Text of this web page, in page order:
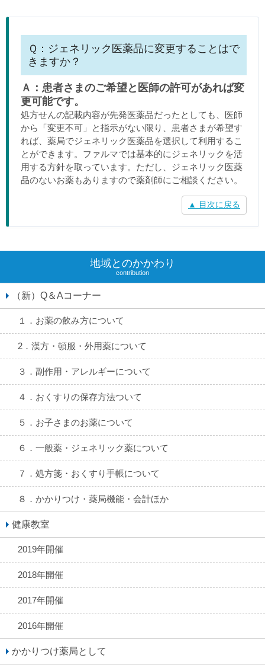
Ｑ：ジェネリック医薬品に変更することはで
きますか？
Ａ：患者さまのご希望と医師の許可があれば変
更可能です。
処方せんの記載内容が先発医薬品だったとしても、医師
から「変更不可」と指示がない限り、患者さまが希望す
れば、薬局でジェネリック医薬品を選択して利用するこ
とができます。ファルマでは基本的にジェネリックを活
用する方針を取っています。ただし、ジェネリック医薬
品のないお薬もありますので薬剤師にご相談ください。
▲ 目次に戻る
地域とのかかわり
contribution
（新）Q＆Aコーナー
１．お薬の飲み方について
2．漢方・頓服・外用薬について
３．副作用・アレルギーについて
４．おくすりの保存方法ついて
５．お子さまのお薬について
６．一般薬・ジェネリック薬について
７．処方箋・おくすり手帳について
８．かかりつけ・薬局機能・会計ほか
健康教室
2019年開催
2018年開催
2017年開催
2016年開催
かかりつけ薬局として